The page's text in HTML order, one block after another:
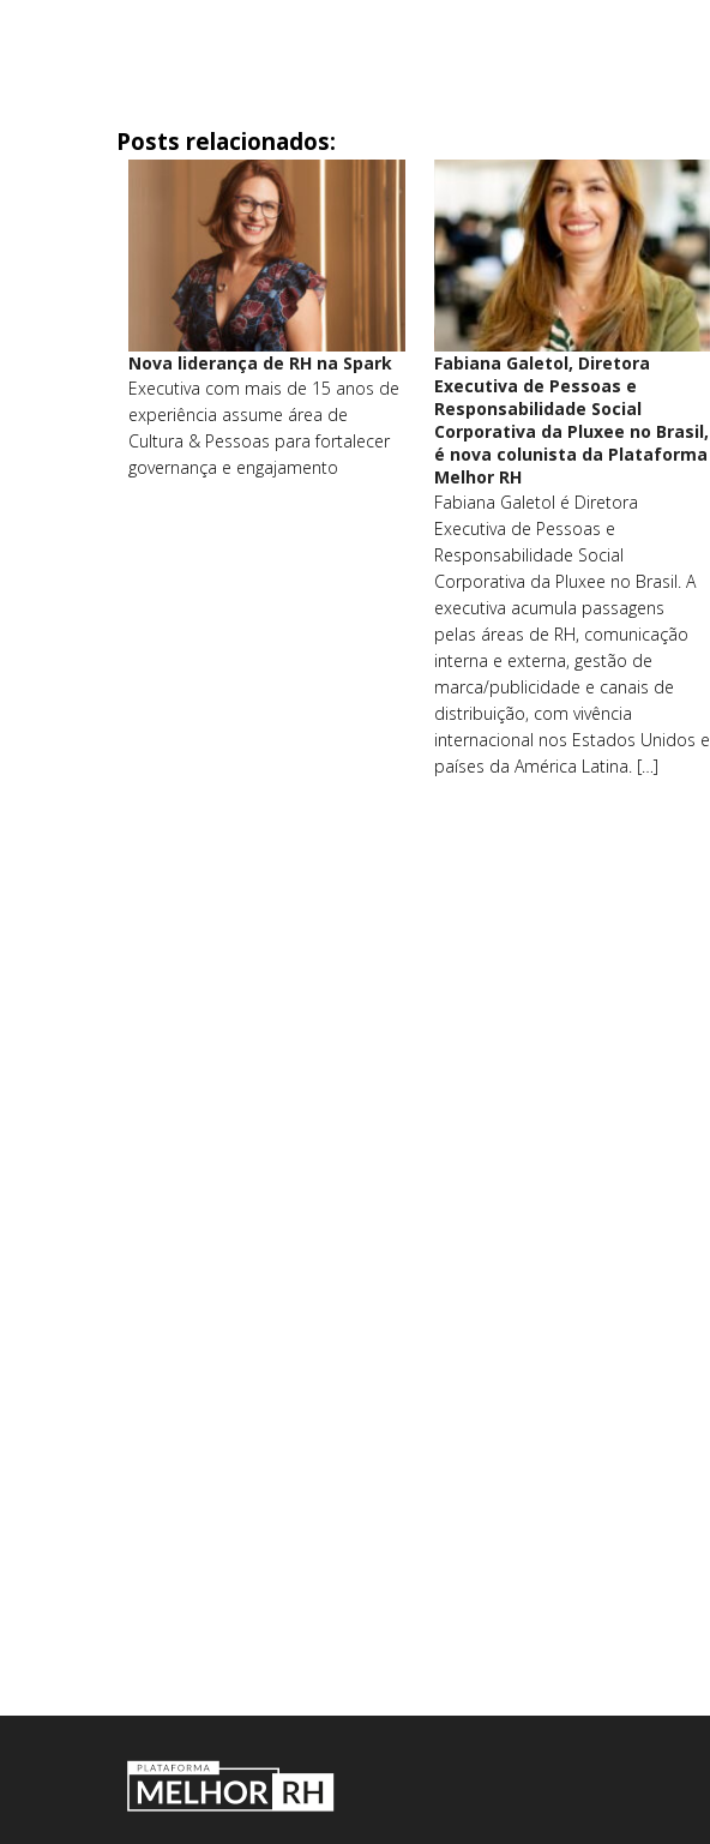
Posts relacionados:
Nova liderança de RH na Spark
Executiva com mais de 15 anos de
experiência assume área de
Cultura & Pessoas para fortalecer
governança e engajamento
Fabiana Galetol, Diretora
Executiva de Pessoas e
Responsabilidade Social
Corporativa da Pluxee no Brasil,
é nova colunista da Plataforma
Melhor RH
Fabiana Galetol é Diretora
Executiva de Pessoas e
Responsabilidade Social
Corporativa da Pluxee no Brasil. A
executiva acumula passagens
pelas áreas de RH, comunicação
interna e externa, gestão de
marca/publicidade e canais de
distribuição, com vivência
internacional nos Estados Unidos e
países da América Latina. […]